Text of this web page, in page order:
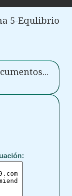
5-Equlibrio